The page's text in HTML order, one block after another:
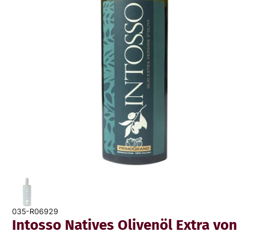
035-R06929
Intosso Natives Olivenöl Extra von